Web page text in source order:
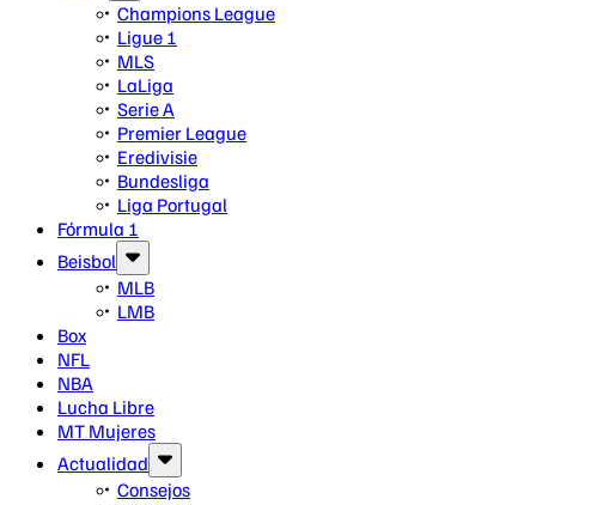
Champions League
Ligue 1
MLS
LaLiga
Serie A
Premier League
Eredivisie
Bundesliga
Liga Portugal
Fórmula 1
Beisbol
MLB
LMB
Box
NFL
NBA
Lucha Libre
MT Mujeres
Actualidad
Consejos